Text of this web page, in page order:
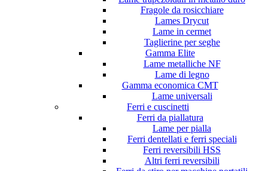
Fragole da rosicchiare
Lames Drycut
Lame in cermet
Taglierine per seghe
Gamma Elite
Lame metalliche NF
Lame di legno
Gamma economica CMT
Lame universali
Ferri e cuscinetti
Ferri da piallatura
Lame per pialla
Ferri dentellati e ferri speciali
Ferri reversibili HSS
Altri ferri reversibili